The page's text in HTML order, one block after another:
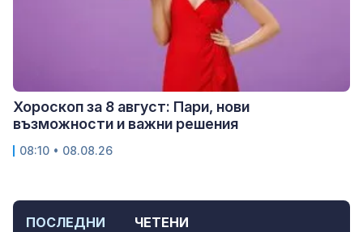
ПОСЛЕДНИ ЧЕТЕНИ
Хороскоп за 8 август: Пари, нови
възможности и важни решения
08:10 • 08.08.26